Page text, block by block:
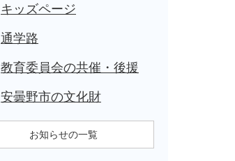
キッズページ
通学路
教育委員会の共催・後援
安曇野市の文化財
お知らせの一覧